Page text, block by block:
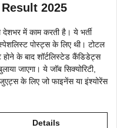
2025
में काम करती है। ये भर्ती
पोस्ट्स के लिए थी। टोटल
के बाद शॉर्टलिस्टेड कैंडिडेट्स
जाएगा। ये जॉब सिक्योरिटी,
के लिए जो फाइनेंस या इंश्योरेंस
Details